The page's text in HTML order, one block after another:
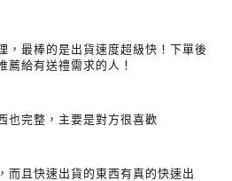
，最棒的是出貨速度超級快！下單後
薦給有送禮需求的人！
也完整，主要是對方很喜歡
而且快速出貨的東西有真的快速出